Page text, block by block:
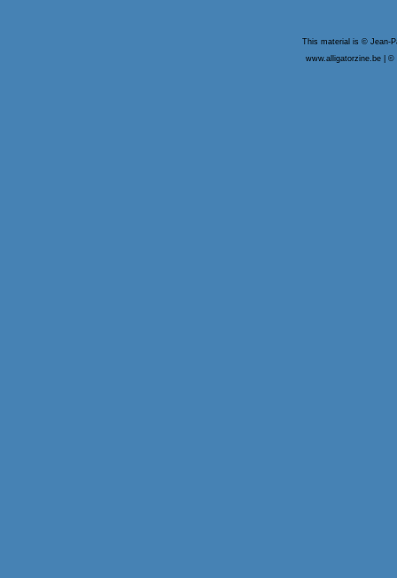
This material is © Jean-
www.alligatorzine.be | ©